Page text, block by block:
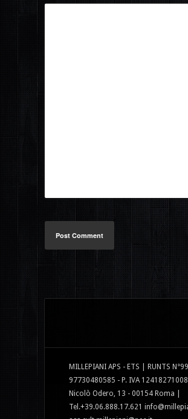
Post Comment
MILLEPIANI APS - ETS | RUNTS
97730480585 - P. IVA
Nicolò Odero, 13 - 00154 Roma |
Tel.+39.06.888.17.621